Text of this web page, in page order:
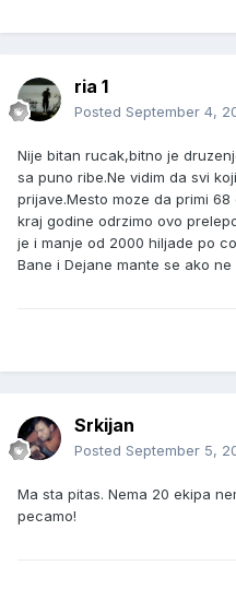
ria 1
Posted September 4,
Nije bitan rucak,bitno je
sa puno ribe.Ne vidim da svi
prijave.Mesto moze da primi
kraj godine odrzimo ovo
je i manje od 2000 hiljade po
Bane i Dejane mante se ako
Srkijan
Posted September 5,
Ma sta pitas. Nema 20 ekipa
pecamo!